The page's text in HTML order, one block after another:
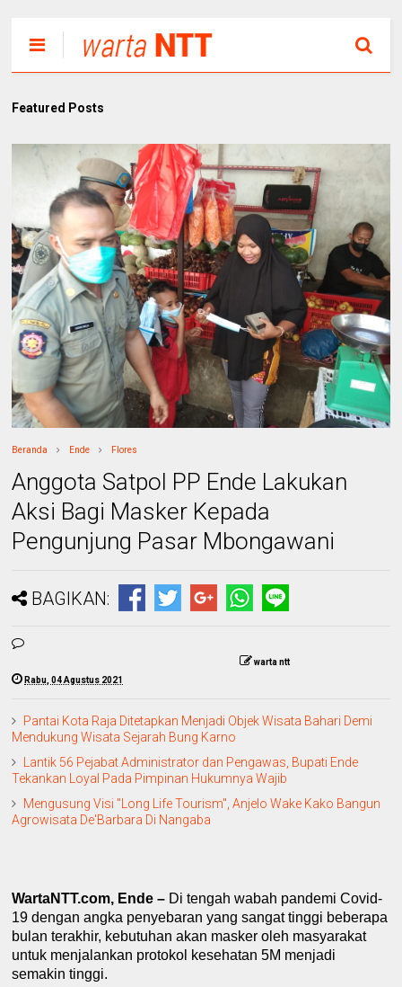
Featured Posts
Beranda Ende Flores
Anggota Satpol PP Ende Lakukan
Aksi Bagi Masker Kepada
Pengunjung Pasar Mbongawani
BAGIKAN:
warta ntt
Rabu, 04 Agustus 2021
Pantai Kota Raja Ditetapkan Menjadi Objek Wisata Bahari Demi
Mendukung Wisata Sejarah Bung Karno
Lantik 56 Pejabat Administrator dan Pengawas, Bupati Ende
Tekankan Loyal Pada Pimpinan Hukumnya Wajib
Mengusung Visi "Long Life Tourism", Anjelo Wake Kako Bangun
Agrowisata De'Barbara Di Nangaba
WartaNTT.com, Ende – Di tengah wabah pandemiCovid-
19 dengan angka penyebaran yang sangat tinggi beberapa
bulan terakhir, kebutuhan akan masker oleh masyarakat
untuk menjalankan protokol kesehatan 5M menjadi
semakin tinggi.